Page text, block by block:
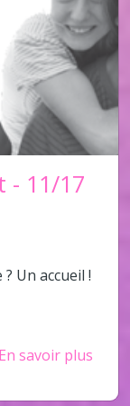
- 11/17
Un accueil !
En savoir plus